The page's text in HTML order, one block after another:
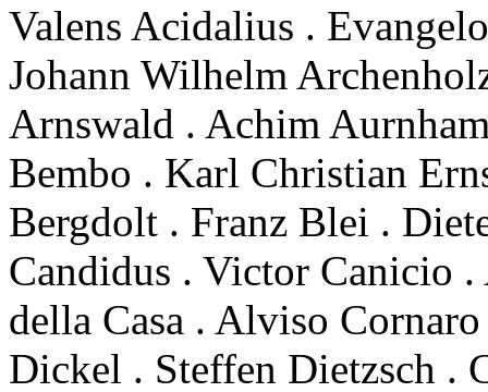
Valens Acidalius .
Johann Wilhelm
Arnswald . Achim
Bembo . Karl Christian
Bergdolt . Franz Blei .
Candidus . Victor Canicio
della Casa . Alviso
Dickel . Steffen Dietzsch .